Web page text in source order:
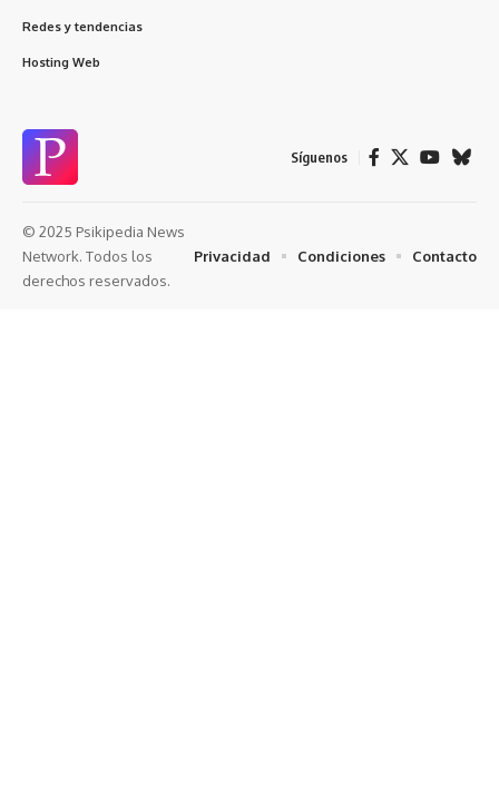
Redes y tendencias
Hosting Web
Síguenos
© 2025 Psikipedia News
Network. Todos los
derechos reservados.
Privacidad Condiciones Contacto